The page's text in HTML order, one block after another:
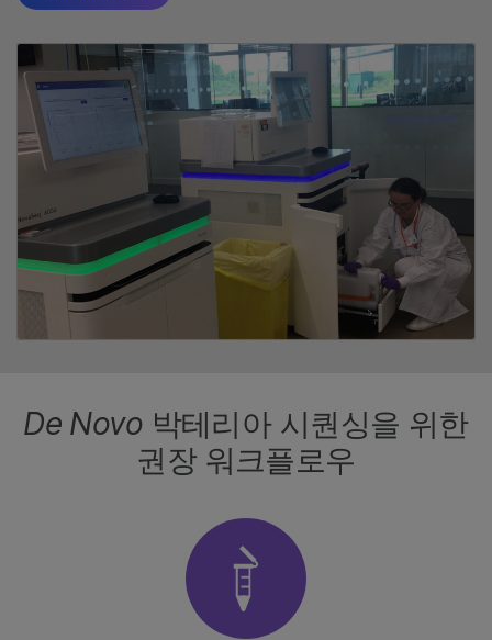
De Novo 박테리아 시퀀싱을 위한
권장 워크플로우